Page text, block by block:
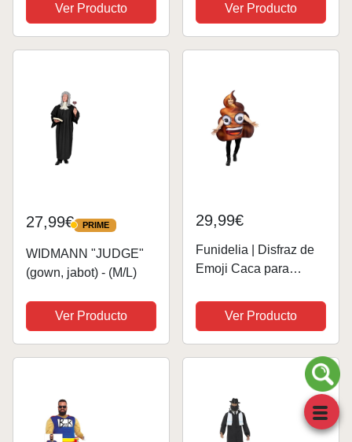
Ver Producto
Bebidas Divertido -
Disfraz Divertido para
Hombre - Disfraz de
Ver Producto
27,99€ PRIME
PRIME
WIDMANN "JUDGE"
(gown, jabot) - (M/L)
Ver Producto
29,99€
Funidelia | Disfraz de
Emoji Caca para
Emoticono, Whatsapp,
Original y Divertido -
Disfraz para adultos y
divertidos accesorios
Ver Producto